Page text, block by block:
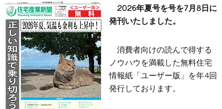
2026年夏号を号を7月8日に
発刊いたしました。
消費者向けの読んで得する
ノウハウを満載した無料住宅
情報紙「ユーザー版」を年4回
発行しております。